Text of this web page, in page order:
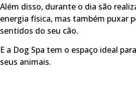
Além disso, durante o dia são
energia física, mas também puxar
sentidos do seu cão.
E a Dog Spa tem o espaço ideal
seus animais.